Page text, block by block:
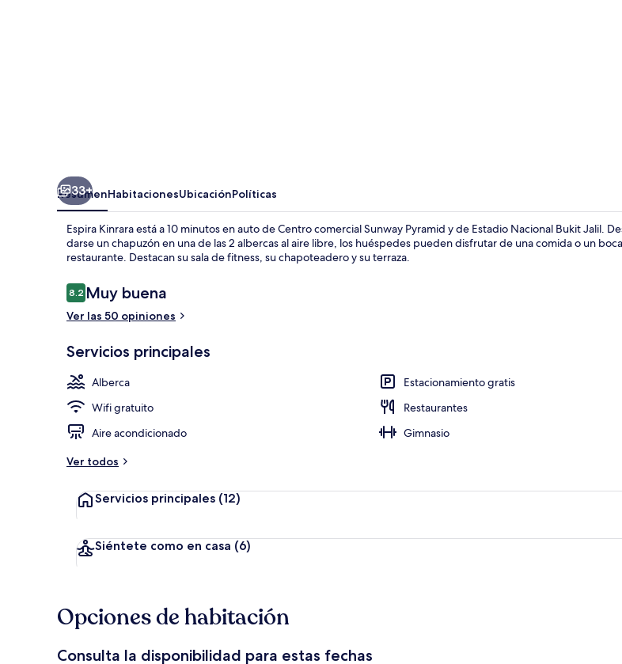
33+
ResumenHabitacionesUbicaciónPolíticas
Espira Kinrara está a 10 minutos en auto de Centro comercial Sunway Pyramid y de Estadio Nacional Bukit Jalil.
darse un chapuzón en una de las 2 albercas al aire libre, los huéspedes pueden disfrutar de una comida o un
restaurante. Destacan su sala de fitness, su chapoteadero y su terraza.
Opiniones
8.28.2 de 10,
Muy buena
Ver las 50 opiniones
Servicios principales
Alberca
Estacionamiento gratis
Wifi gratuito
Restaurantes
Aire acondicionado
Gimnasio
Ver todos
Servicios principales (12)
Siéntete como en casa (6)
Opciones de habitación
Consulta la disponibilidad para estas fechas